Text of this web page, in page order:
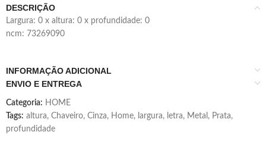
DESCRIÇÃO
largura: 0 x altura: 0 x profundidade: 0
ncm: 73269090
INFORMAÇÃO ADICIONAL
ENVIO E ENTREGA
Categoria: HOME
Tags: altura, Chaveiro, Cinza, Home, largura, letra, Metal , Prata,
profundidade